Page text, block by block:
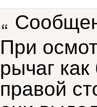
При
рычаг
правой